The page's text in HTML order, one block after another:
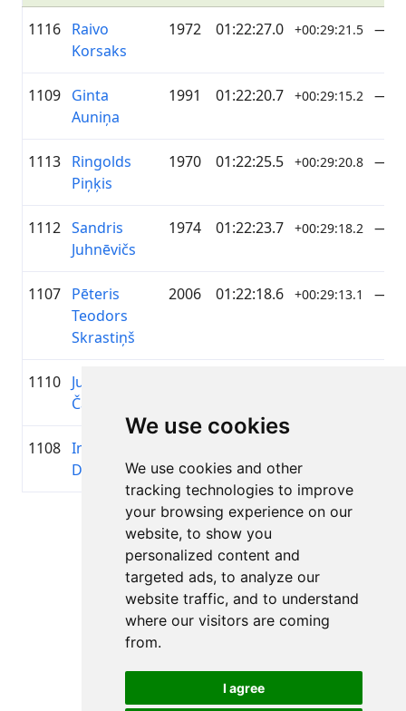
We use cookies
We use cookies and other
tracking technologies to improve
your browsing experience on our
website, to show you
personalized content and
targeted ads, to analyze our
website traffic, and to understand
where our visitors are coming
from.
I agree
1116 Raivo
Korsaks
1972 01:22:27.0 +00:29:21.5 —
1109 Ginta
Auniņa
1991 01:22:20.7 +00:29:15.2 —
1113 Ringolds
Piņķis
1970 01:22:25.5 +00:29:20.8 —
1112 Sandris
Juhnēvičs
1974 01:22:23.7 +00:29:18.2 —
1107 Pēteris
Teodors
Skrastiņš
2006 01:22:18.6 +00:29:13.1 —
1110 Juris Dūda-
Čačs
1108 Intars
Dārznieks
Lapa 1 no 1
Kopā 11 Rezultāti
Atpakaļ uz rezultātiem